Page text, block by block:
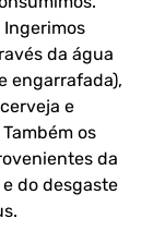
Ingerimos
da água
engarrafada),
e
os
da
do desgaste